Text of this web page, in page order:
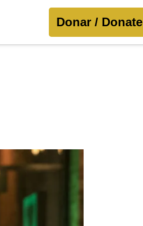
Donar / Donate